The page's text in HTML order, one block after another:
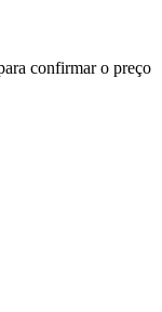
confirmar o preço